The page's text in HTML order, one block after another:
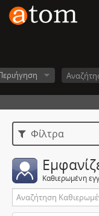
Φίλτρα
Καθιερωμένη